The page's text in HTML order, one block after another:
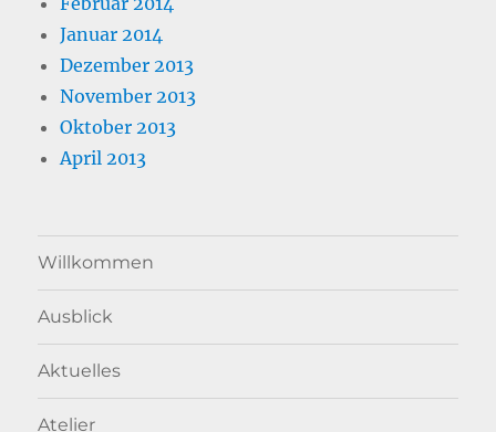
Januar 2014
Dezember 2013
November 2013
Oktober 2013
April 2013
Willkommen
Ausblick
Aktuelles
Atelier